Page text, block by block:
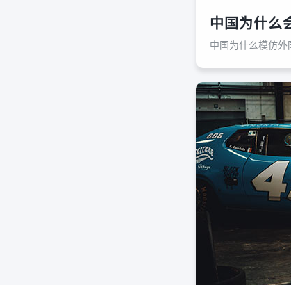
中国为什么